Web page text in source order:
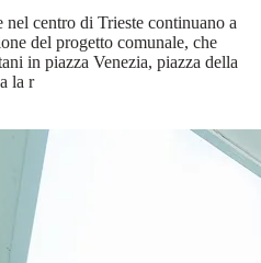
nel centro di Trieste continuano a
del progetto comunale, che
in piazza Venezia, piazza della
la r